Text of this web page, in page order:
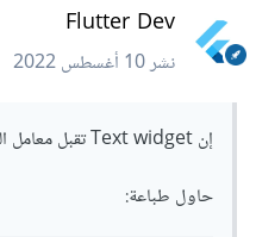
Flutter Dev
نشر10 أغسطس 2022
إن Text widget تقبل معامل القيمة من نوع ?String
حاول طباعة: